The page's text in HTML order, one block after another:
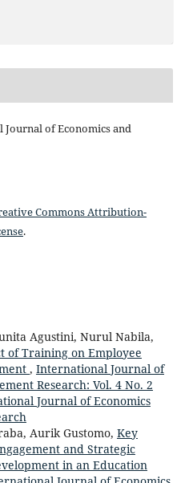
of Economics and
Commons Attribution-
.
Agustini, Nurul Nabila,
of Training on Employee
, International Journal of
Research: Vol. 4 No. 2
Journal of Economics
Aurik Gustomo, Key
and Strategic
in an Education